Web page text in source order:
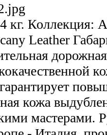
кг. Коллекция:
Leather
кожа
мастерами.